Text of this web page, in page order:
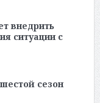
внедрить
ситуации с
сезон